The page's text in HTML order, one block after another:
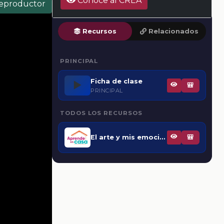
Recursos Relacionados
PRINCIPAL
▶️ Ficha de clase
PRINCIPAL
🎒
TODOS LOS RECURSOS
El arte y mis emociones 🎒